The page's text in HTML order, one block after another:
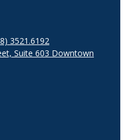
3521.6192
Suite 603 Downtown